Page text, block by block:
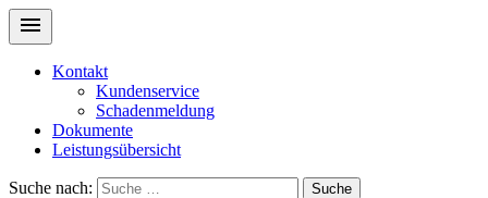
Kontakt
Kundenservice
Schadenmeldung
Dokumente
Leistungsübersicht
Suche nach: Suche